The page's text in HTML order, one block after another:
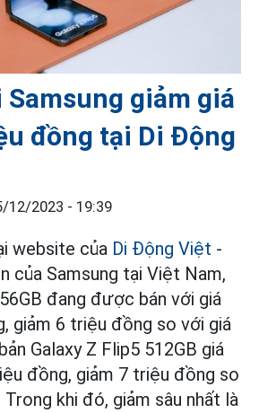
giảm giá
đồng tại Di Động
12/2023 - 19:39
website của Di Động Việt -
của Samsung tại Việt Nam,
đang được bán với giá
giảm 6 triệu đồng so với giá
Galaxy Z Flip5 512GB giá
đồng, giảm 7 triệu đồng so
khi đó, giảm sâu nhất là